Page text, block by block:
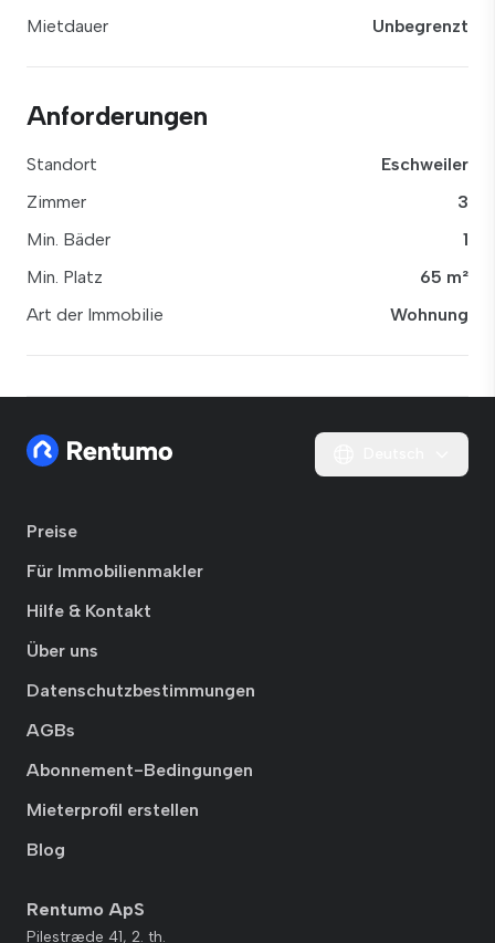
Mietdauer
Unbegrenzt
Anforderungen
Standort
Eschweiler
Zimmer
3
Min. Bäder
1
Min. Platz
65 m²
Art der Immobilie
Wohnung
Preise
Für Immobilienmakler
Hilfe & Kontakt
Über uns
Datenschutzbestimmungen
AGBs
Abonnement-Bedingungen
Mieterprofil erstellen
Blog
Rentumo ApS
Pilestræde 41, 2. th.